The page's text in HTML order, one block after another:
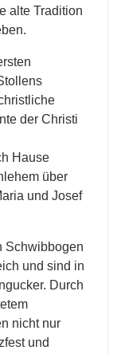
alte Tradition
der Christi
Hause
über
und Josef
Schwibbogen
und sind in
Durch
nicht nur
und